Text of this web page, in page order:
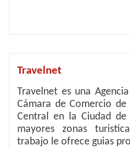
Travelnet
Travelnet es una
Cámara de Comercio
Central en la Ciudad
mayores zonas
trabajo le ofrece guias